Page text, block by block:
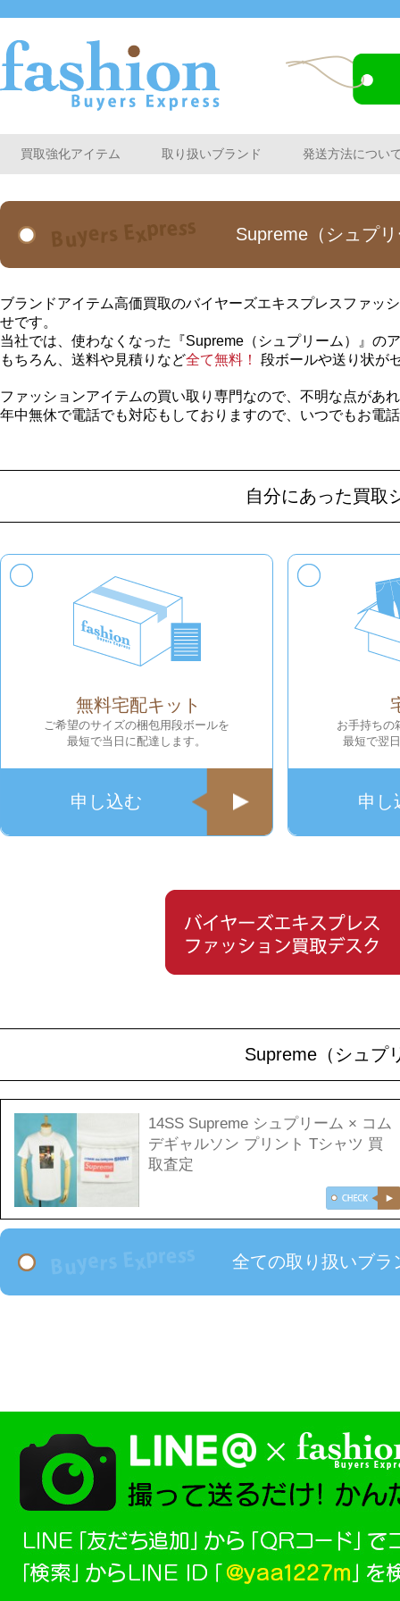
買取強化アイテム 取り扱いブランド 発送方法につい
Supreme（シュプ
ブランドアイテム高価買取のバイヤーズエキスプレスファッ
せです。
当社では、使わなくなった『Supreme（シュプリーム）』の
もちろん、送料や見積りなど全て無料！ 段ボールや送り状が
ファッションアイテムの買い取り専門なので、不明な点があ
年中無休で電話でも対応もしておりますので、いつでもお電
自分にあった買取
無料宅配キット
ご希望のサイズの梱包用段ボールを
最短で当日に配達します。
申し込む
お手持ちの
最短で翌
申し
Supreme（シュプ
14SS Supreme シュプリーム × コム
デギャルソン プリント Tシャツ 買
取査定
全ての取り扱いブラ